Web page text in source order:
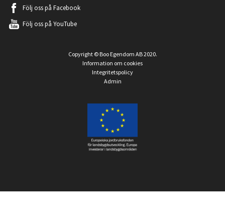
Följ oss på Facebook
Följ oss på YouTube
Copyright © Boo Egendom AB 2020.
Information om cookies
Integritetspolicy
Admin